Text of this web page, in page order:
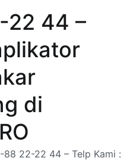
22 44 –
di
88 22-22 44 – Telp Kami :